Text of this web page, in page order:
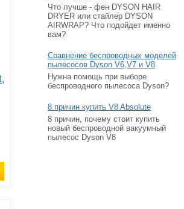
Что лучше - фен DYSON HAIR
DRYER или стайлер DYSON
AIRWRAP? Что подойдет именно
вам?
Сравнение беспроводных моделей
пылесосов Dyson V6,V7 и V8
Нужна помощь при выборе
беспроводного пылесоса Dyson?
8 причин купить V8 Absolute
8 причин, почему стоит купить
новый беспроводной вакуумный
пылесос Dyson V8